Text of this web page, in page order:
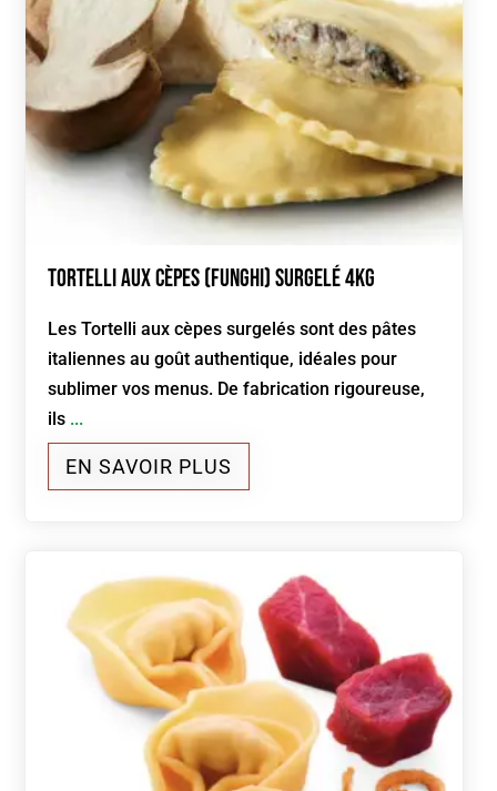
Tortelli aux cèpes (funghi) Surgelé 4kg
Les Tortelli aux cèpes surgelés sont des pâtes
italiennes au goût authentique, idéales pour
sublimer vos menus. De fabrication rigoureuse,
ils ...
EN SAVOIR PLUS